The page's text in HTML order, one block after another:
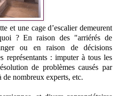
et une cage d’escalier demeurent
? En raison des "arriérés de
ou en raison de décisions
représentants : imputer à tous les
de problèmes causés par
de nombreux experts, etc.